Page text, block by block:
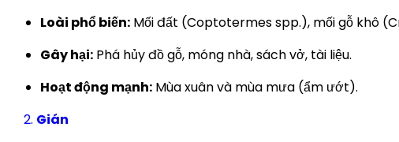
Loài phổ biến:Mối đất (Coptotermes spp.), mối gỗ khô
Gây hại:Phá hủy đồ gỗ, móng nhà, sách vở, tài liệu.
Hoạt động mạnh:Mùa xuân và mùa mưa (ẩm ướt).
2. Gián